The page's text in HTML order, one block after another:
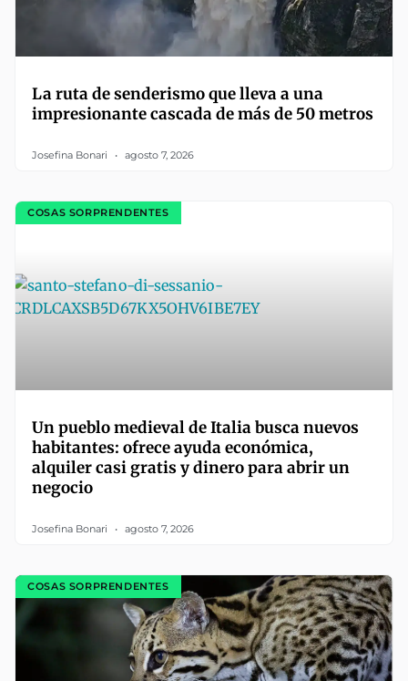
La ruta de senderismo que lleva a una
impresionante cascada de más de 50 metros
Josefina Bonari agosto 7, 2026
COSAS SORPRENDENTES
Un pueblo medieval de Italia busca nuevos
habitantes: ofrece ayuda económica,
alquiler casi gratis y dinero para abrir un
negocio
Josefina Bonari agosto 7, 2026
COSAS SORPRENDENTES